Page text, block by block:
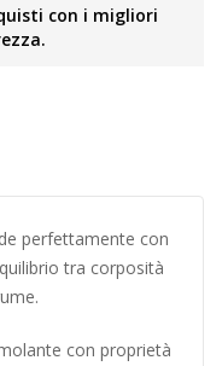
con i migliori
perfettamente con
tra corposità
con proprietà